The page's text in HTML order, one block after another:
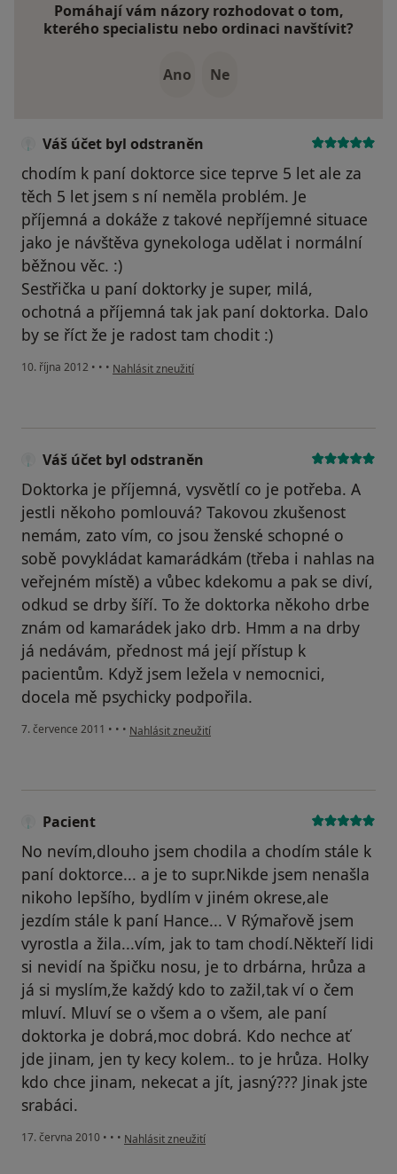
Pomáhají vám názory rozhodovat o tom,
kterého specialistu nebo ordinaci navštívit?
Ano Ne
Váš účet byl odstraněn
chodím k paní doktorce sice teprve 5 let ale za
těch 5 let jsem s ní neměla problém. Je
příjemná a dokáže z takové nepříjemné situace
jako je návštěva gynekologa udělat i normální
běžnou věc. :)
Sestřička u paní doktorky je super, milá,
ochotná a příjemná tak jak paní doktorka. Dalo
by se říct že je radost tam chodit :)
10. října 2012 • • • podle názoru uživatele Váš účet byl odstraněn
Nahlásit zneužití
Váš účet byl odstraněn
Doktorka je příjemná, vysvětlí co je potřeba. A
jestli někoho pomlouvá? Takovou zkušenost
nemám, zato vím, co jsou ženské schopné o
sobě povykládat kamarádkám (třeba i nahlas na
veřejném místě) a vůbec kdekomu a pak se diví,
odkud se drby šíří. To že doktorka někoho drbe
znám od kamarádek jako drb. Hmm a na drby
já nedávám, přednost má její přístup k
pacientům. Když jsem ležela v nemocnici,
docela mě psychicky podpořila.
7. července 2011 • • • podle názoru uživatele Váš účet byl odstraněn
Nahlásit zneužití
Pacient
No nevím,dlouho jsem chodila a chodím stále k
paní doktorce... a je to supr.Nikde jsem nenašla
nikoho lepšího, bydlím v jiném okrese,ale
jezdím stále k paní Hance... V Rýmařově jsem
vyrostla a žila...vím, jak to tam chodí.Někteří lidi
si nevidí na špičku nosu, je to drbárna, hrůza a
já si myslím,že každý kdo to zažil,tak ví o čem
mluví. Mluví se o všem a o všem, ale paní
doktorka je dobrá,moc dobrá. Kdo nechce ať
jde jinam, jen ty kecy kolem.. to je hrůza. Holky
kdo chce jinam, nekecat a jít, jasný??? Jinak jste
srabáci.
17. června 2010 • • • podle názoru uživatele Pacient
Nahlásit zneužití